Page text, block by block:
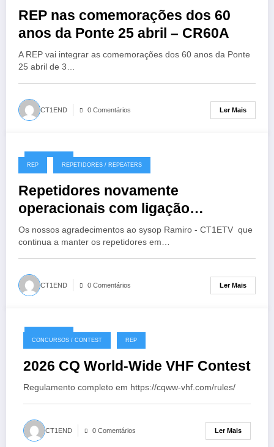
REP nas comemorações dos 60
anos da Ponte 25 abril – CR60A
A REP vai integrar as comemorações dos 60 anos da Ponte
25 abril de 3…
CT1END 0 Comentários Ler Mais
19/07/2026
REP REPETIDORES / REPEATERS
Repetidores novamente
operacionais com ligação
EchoLink
Os nossos agradecimentos ao sysop Ramiro - CT1ETV que
continua a manter os repetidores em…
CT1END 0 Comentários Ler Mais
18/07/2026
CONCURSOS / CONTEST REP
2026 CQ World-Wide VHF Contest
Regulamento completo em https://cqww-vhf.com/rules/
CT1END 0 Comentários Ler Mais